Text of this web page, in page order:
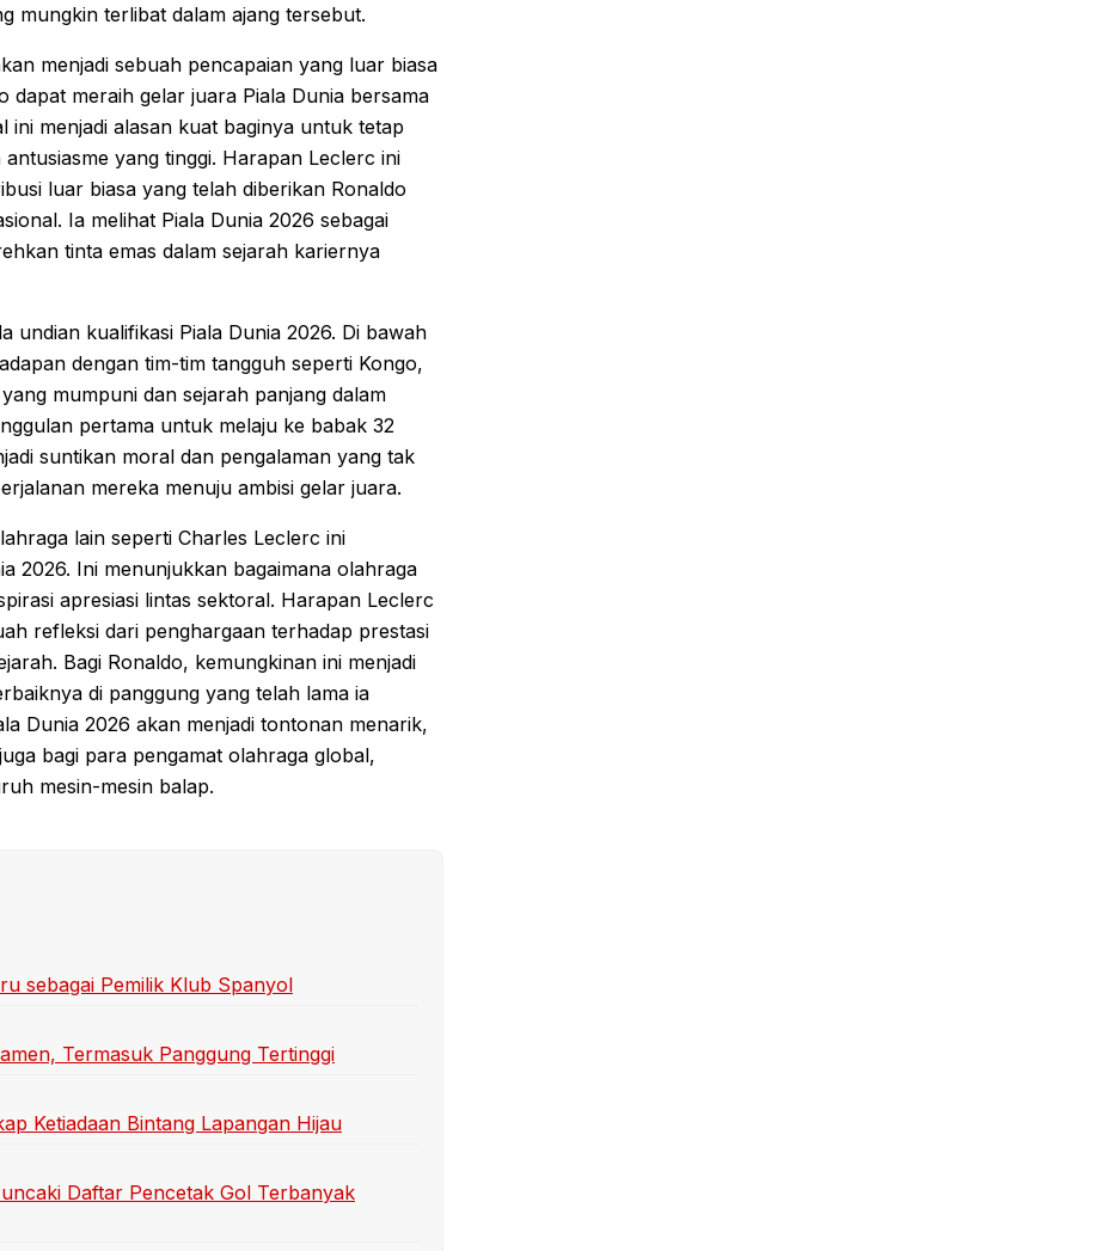
mungkin terlibat dalam ajang tersebut.
menjadi sebuah pencapaian yang luar biasa
dapat meraih gelar juara Piala Dunia bersama
menjadi alasan kuat baginya untuk tetap
yang tinggi. Harapan Leclerc ini
luar biasa yang telah diberikan Ronaldo
Ia melihat Piala Dunia 2026 sebagai
tinta emas dalam sejarah kariernya
undian kualifikasi Piala Dunia 2026. Di bawah
dengan tim-tim tangguh seperti Kongo,
mumpuni dan sejarah panjang dalam
pertama untuk melaju ke babak 32
suntikan moral dan pengalaman yang tak
mereka menuju ambisi gelar juara.
lain seperti Charles Leclerc ini
2026. Ini menunjukkan bagaimana olahraga
apresiasi lintas sektoral. Harapan Leclerc
refleksi dari penghargaan terhadap prestasi
Bagi Ronaldo, kemungkinan ini menjadi
di panggung yang telah lama ia
Dunia 2026 akan menjadi tontonan menarik,
bagi para pengamat olahraga global,
mesin-mesin balap.
sebagai Pemilik Klub Spanyol
Termasuk Panggung Tertinggi
Ketiadaan Bintang Lapangan Hijau
Daftar Pencetak Gol Terbanyak